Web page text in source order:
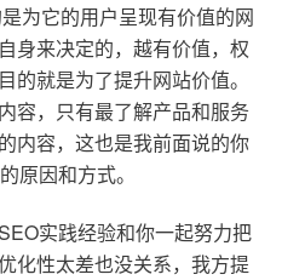
为它的用户呈现有价值的网
身来决定的，越有价值，权
的就是为了提升网站价值。
容，只有最了解产品和服务
内容，这也是我前面说的你
原因和方式。
实践经验和你一起努力把
化性太差也没关系，我方提